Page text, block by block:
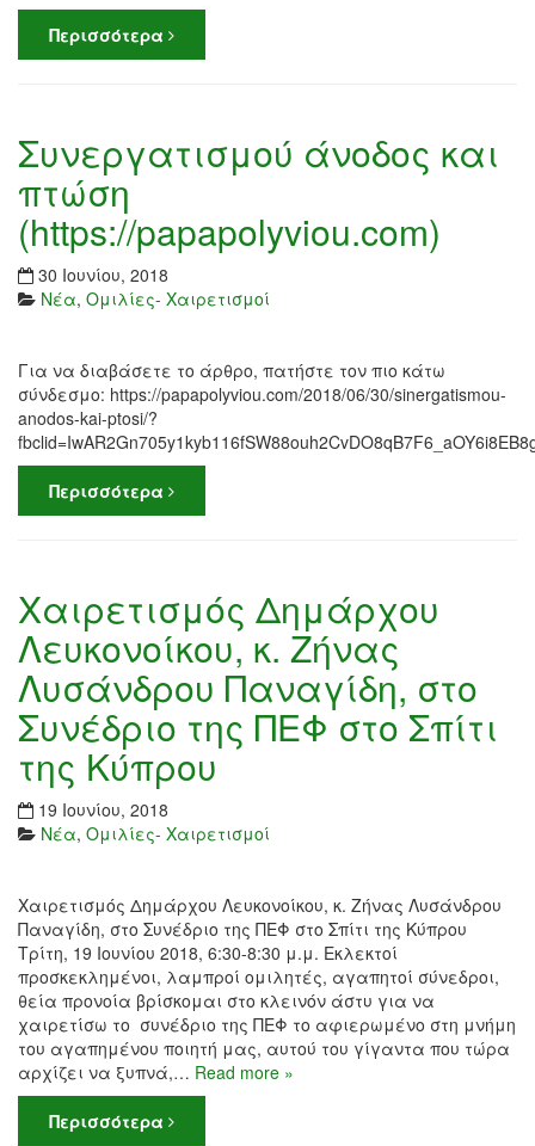
Περισσότερα
Συνεργατισμού άνοδος και
πτώση
(https://papapolyviou.com)
30 Ιουνίου, 2018
Νέα, Ομιλίες- Χαιρετισμοί
Για να διαβάσετε το άρθρο, πατήστε τον πιο κάτω
σύνδεσμο: https://papapolyviou.com/2018/06/30/sinergatismou-
anodos-kai-ptosi/?
Περισσότερα
Χαιρετισμός Δημάρχου
Λευκονοίκου, κ. Ζήνας
Λυσάνδρου Παναγίδη, στο
Συνέδριο της ΠΕΦ στο Σπίτι
της Κύπρου
19 Ιουνίου, 2018
Νέα, Ομιλίες- Χαιρετισμοί
Χαιρετισμός Δημάρχου Λευκονοίκου, κ. Ζήνας Λυσάνδρου
Παναγίδη, στο Συνέδριο της ΠΕΦ στο Σπίτι της Κύπρου
Τρίτη, 19 Ιουνίου 2018, 6:30-8:30 μ.μ. Εκλεκτοί
προσκεκλημένοι, λαμπροί ομιλητές, αγαπητοί σύνεδροι,
θεία προνοία βρίσκομαι στο κλεινόν άστυ για να
χαιρετίσω το συνέδριο της ΠΕΦ το αφιερωμένο στη μνήμη
του αγαπημένου ποιητή μας, αυτού του γίγαντα που τώρα
αρχίζει να ξυπνά,… Read more »
Περισσότερα